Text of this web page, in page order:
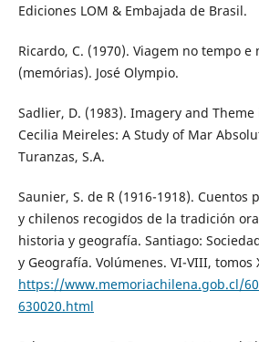
Ediciones LOM & Embajada de Brasil.
Ricardo, C. (1970). Viagem no tempo e
(memórias). José Olympio.
Sadlier, D. (1983). Imagery and
Cecilia Meireles: A Study of Mar
Turanzas, S.A.
Saunier, S. de R (1916-1918). Cuentos
y chilenos recogidos de la tradición
historia y geografía. Santiago:
y Geografía. Volúmenes. VI-VIII, tomos
https://www.memoriachilena.gob.cl/
630020.html